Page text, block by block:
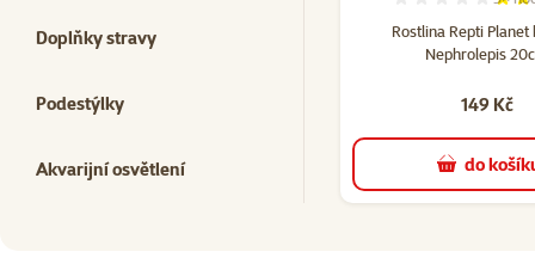
Doplňky stravy
Podestýlky
Akvarijní osvětlení
Rostlina Repti Planet
Nephrolepis
149 Kč
do